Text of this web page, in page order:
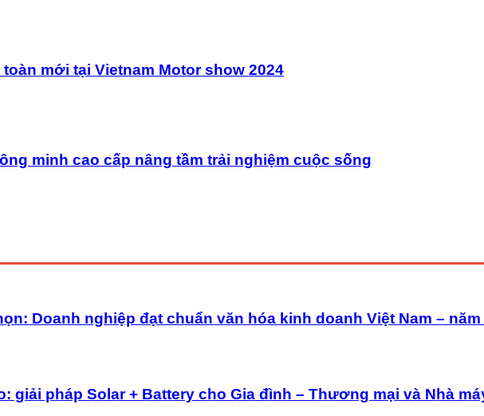
mới tại Vietnam Motor show 2024
minh cao cấp nâng tầm trải nghiệm cuộc sống
Doanh nghiệp đạt chuẩn văn hóa kinh doanh Việt Nam – năm
giải pháp Solar + Battery cho Gia đình – Thương mại và Nhà